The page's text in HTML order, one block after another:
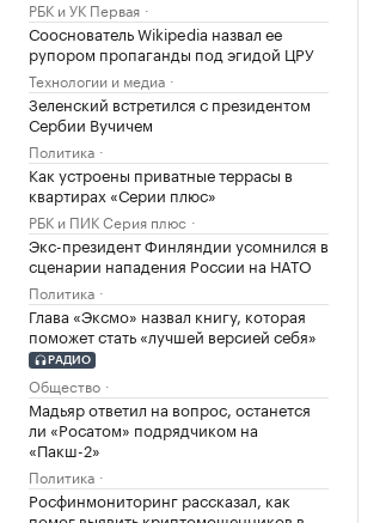
РБК и УК Первая
Сооснователь Wikipedia назвал ее
рупором пропаганды под эгидой ЦРУ
Технологии и медиа
Зеленский встретился с президентом
Сербии Вучичем
Политика
Как устроены приватные террасы в
квартирах «Серии плюс»
РБК и ПИК Серия плюс
Экс-президент Финляндии усомнился в
сценарии нападения России на НАТО
Политика
Глава «Эксмо» назвал книгу, которая
поможет стать «лучшей версией себя»
РАДИО
Общество
Мадьяр ответил на вопрос, останется
ли «Росатом» подрядчиком на
«Пакш-2»
Политика
Росфинмониторинг рассказал, как